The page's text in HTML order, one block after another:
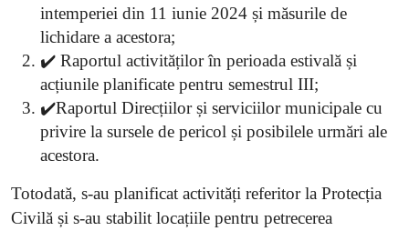
intemperiei din 11 iunie 2024 și măsurile de
lichidare a acestora;
✔️ Raportul activităților în perioada estivală și
acțiunile planificate pentru semestrul III;
✔️Raportul Direcțiilor și serviciilor municipale cu
privire la sursele de pericol și posibilele urmări ale
acestora.
Totodată, s-au planificat activități referitor la Protecția
Civilă și s-au stabilit locațiile pentru petrecerea